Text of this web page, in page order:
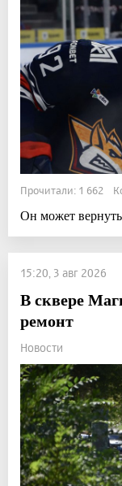
Прочитали: 1 662
Он может
15:20, 3 авг 2026
В сквере
ремонт
Новости